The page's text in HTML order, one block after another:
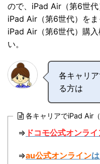
ので、iPad Air（第6世
iPad Air（第6世代）をま
iPad Air（第6世代）購
い。
各キャリ
る方は
各キャリアでiPad Air
⇒ ドコモ公式オンライ
⇒au公式オンライン